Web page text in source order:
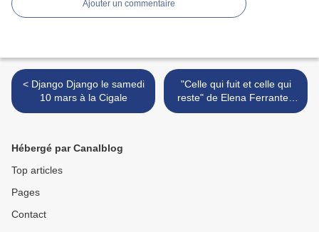
Ajouter un commentaire
< Django Django le samedi
10 mars à la Cigale
"Celle qui fuit et celle qui
reste" de Elena Ferrante :
nous nous sommes tant
Hébergé par Canalblog
Top articles
Pages
Contact